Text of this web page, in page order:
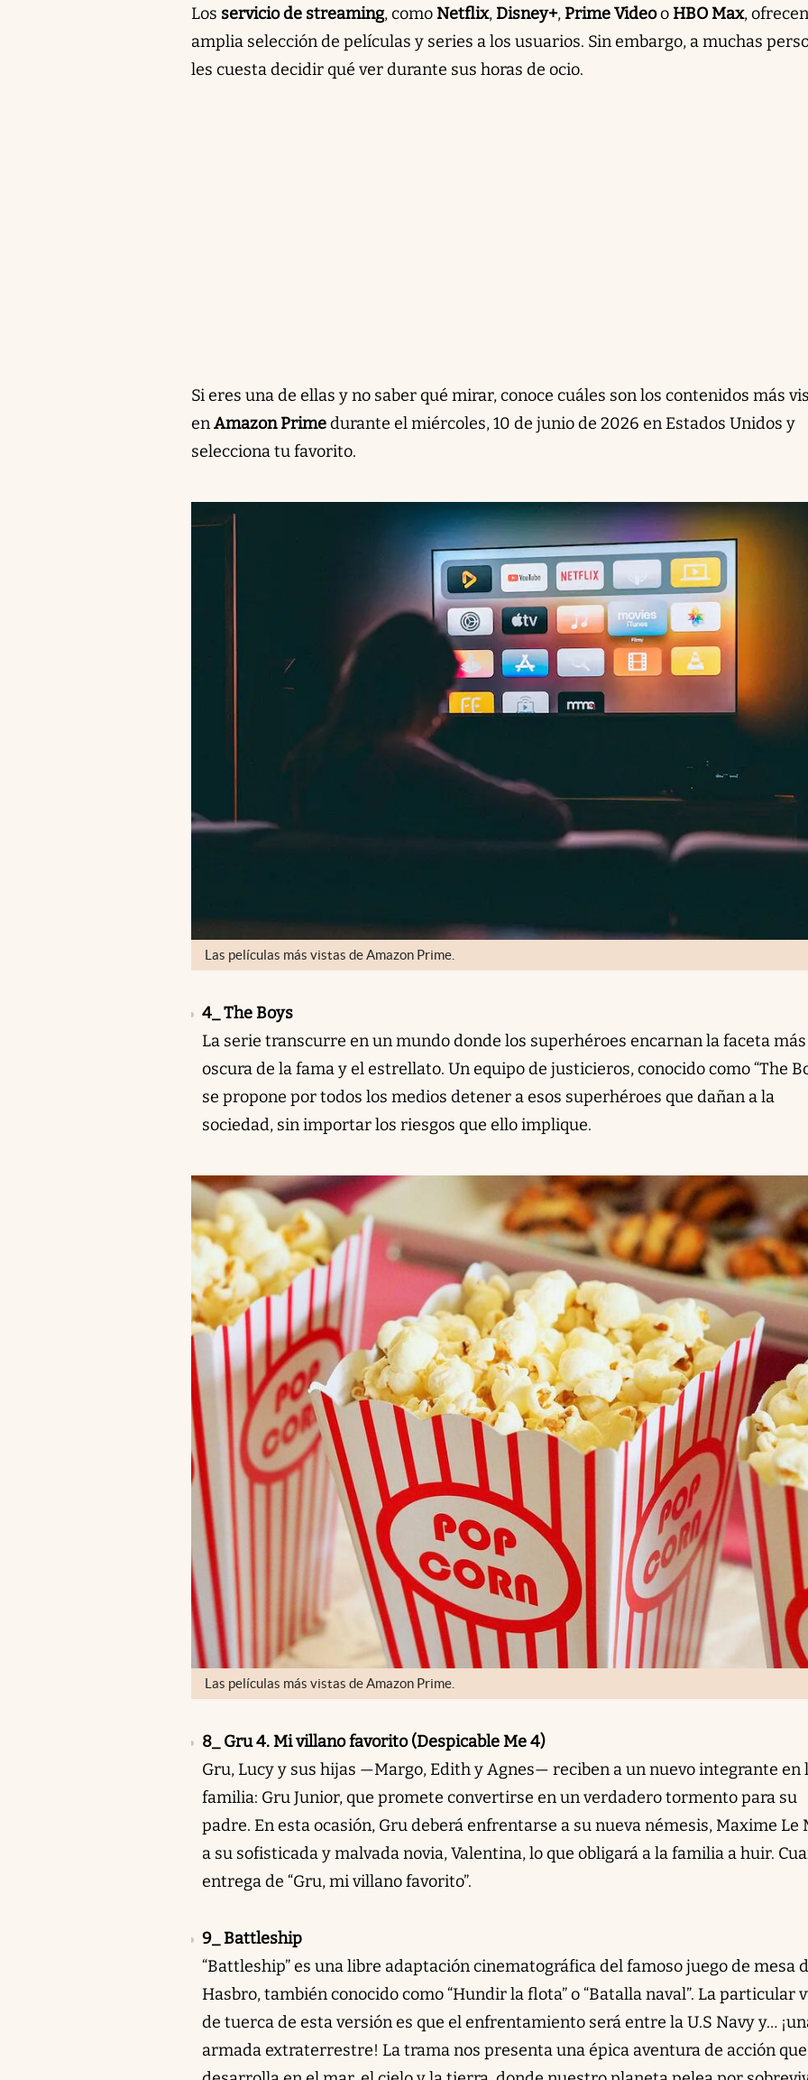
Los servicio de streaming, comoNetflix,Disney+,Prime VideooHBO Max,
amplia selección de películas y series a los usuarios. Sin embargo, a muchas
les cuesta decidir qué ver durante sus horas de ocio.
Si eres una de ellas y no saber qué mirar, conoce cuáles son los contenidos más
enAmazon Primedurante el miércoles, 10 de junio de 2026 en Estados Unidos y
selecciona tu favorito.
Las películas más vistas de Amazon Prime.
4_ The Boys
La serie transcurre en un mundo donde los superhéroes encarnan la faceta más
oscura de la fama y el estrellato. Un equipo de justicieros, conocido como “The
se propone por todos los medios detener a esos superhéroes que dañan a la
sociedad, sin importar los riesgos que ello implique.
Las películas más vistas de Amazon Prime.
8_ Gru 4. Mi villano favorito (Despicable Me 4)
Gru, Lucy y sus hijas —Margo, Edith y Agnes— reciben a un nuevo integrante en
familia: Gru Junior, que promete convertirse en un verdadero tormento para su
padre. En esta ocasión, Gru deberá enfrentarse a su nueva némesis, Maxime Le
a su sofisticada y malvada novia, Valentina, lo que obligará a la familia a huir.
entrega de “Gru, mi villano favorito”.
9_ Battleship
“Battleship” es una libre adaptación cinematográfica del famoso juego de mesa
Hasbro, también conocido como “Hundir la flota” o “Batalla naval”. La particular
de tuerca de esta versión es que el enfrentamiento será entre la U.S Navy y…
armada extraterrestre! La trama nos presenta una épica aventura de acción